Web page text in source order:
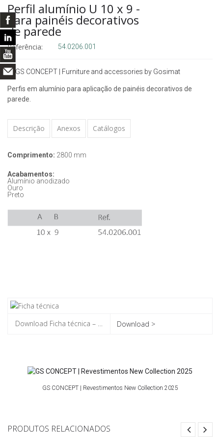
Perfil alumínio U 10 x 9 -
para painéis decorativos
de parede
Referência: 54.0206.001
Perfis em alumínio para aplicação de painéis decorativos de
parede.
Descrição Anexos Catálogos
Comprimento: 2800 mm
Acabamentos:
Alumínio anodizado
Ouro
Preto
Download >
GS CONCEPT | Revestimentos New Collection 2025
PRODUTOS RELACIONADOS